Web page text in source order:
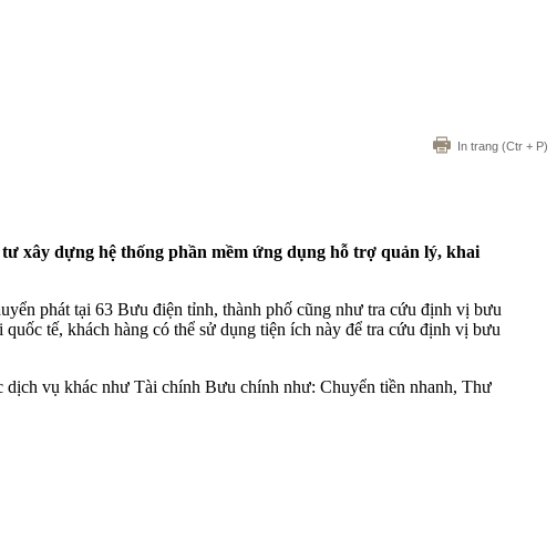
In trang (Ctr + P)
xây dựng hệ thống phần mềm ứng dụng hỗ trợ quản lý, khai
phát tại 63 Bưu điện tỉnh, thành phố cũng như tra cứu định vị bưu
tế, khách hàng có thể sử dụng tiện ích này để tra cứu định vị bưu
vụ khác như Tài chính Bưu chính như: Chuyển tiền nhanh, Thư